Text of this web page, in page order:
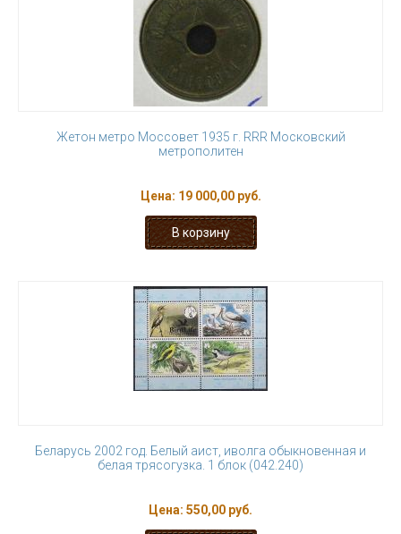
Жетон метро Моссовет 1935 г. RRR Московский
метрополитен
Цена: 19 000,00 руб.
Беларусь 2002 год. Белый аист, иволга обыкновенная и
белая трясогузка. 1 блок (042.240)
Цена: 550,00 руб.